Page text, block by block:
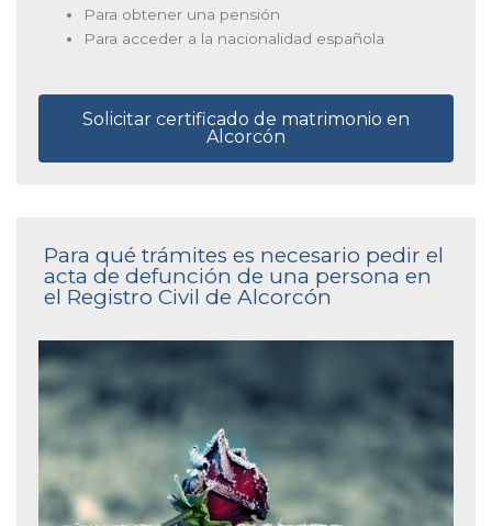
Para obtener una pensión
Para acceder a la nacionalidad española
Solicitar certificado de matrimonio en
Alcorcón
Para qué trámites es necesario pedir el
acta de defunción de una persona en
el Registro Civil de Alcorcón